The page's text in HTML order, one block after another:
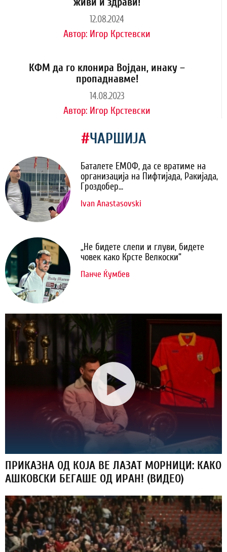
12.08.2024
Автор: Игор Крстевски
КФМ да го клонира Војдан, инаку –
пропаднавме!
14.08.2023
Автор: Игор Крстевски
#ЧАРШИЈА
Баталете ЕМОФ, да се вратиме на
организација на Пифтијада, Ракијада,
Гроздобер...
Ivan Anastasovski
„Не бидете слепи и глуви, бидете
човек како Крсте Велкоски“
Панче Ќумбев
ПРИКАЗНА ОД КОЈА ВЕ ЛАЗАТ МОРНИЦИ: КАКО
АШКОВСКИ БЕГАШЕ ОД ИРАН! (ВИДЕО)